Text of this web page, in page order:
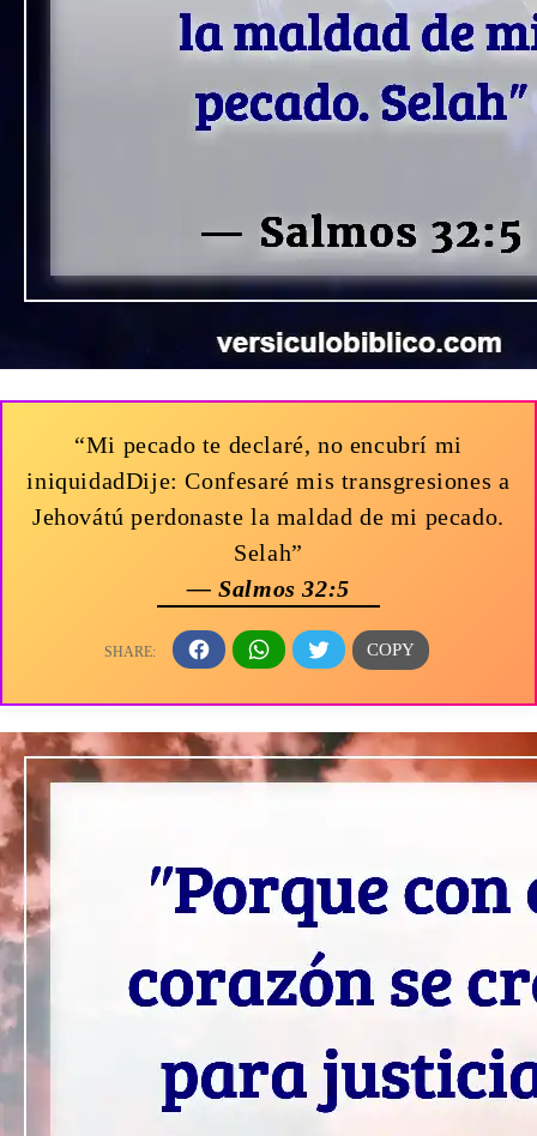
“Mi pecado te declaré, no encubrí mi
iniquidadDije: Confesaré mis transgresiones a
Jehovátú perdonaste la maldad de mi pecado.
Selah”
— Salmos 32:5